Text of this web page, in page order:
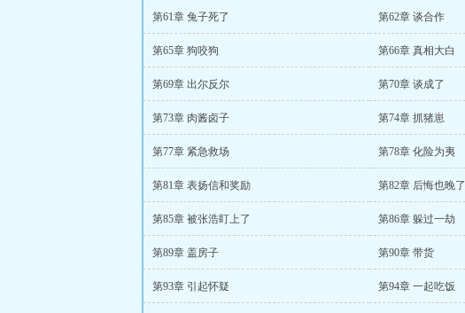
第61章 兔子死了 第62章 谈合作
第65章 狗咬狗 第66章 真相大白
第69章 出尔反尔 第70章 谈成了
第73章 肉酱卤子 第74章 抓猪崽
第77章 紧急救场 第78章 化险为夷
第81章 表扬信和奖励 第82章 后悔也晚了
第85章 被张浩盯上了 第86章 躲过一劫
第89章 盖房子 第90章 带货
第93章 引起怀疑 第94章 一起吃饭